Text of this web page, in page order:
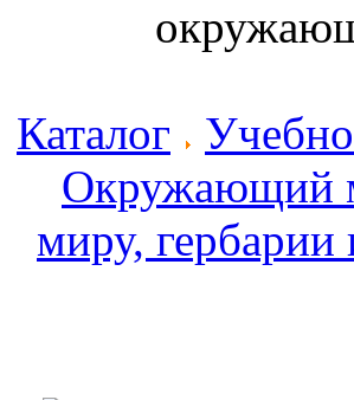
Каталог
Окружающий
миру, гербарии